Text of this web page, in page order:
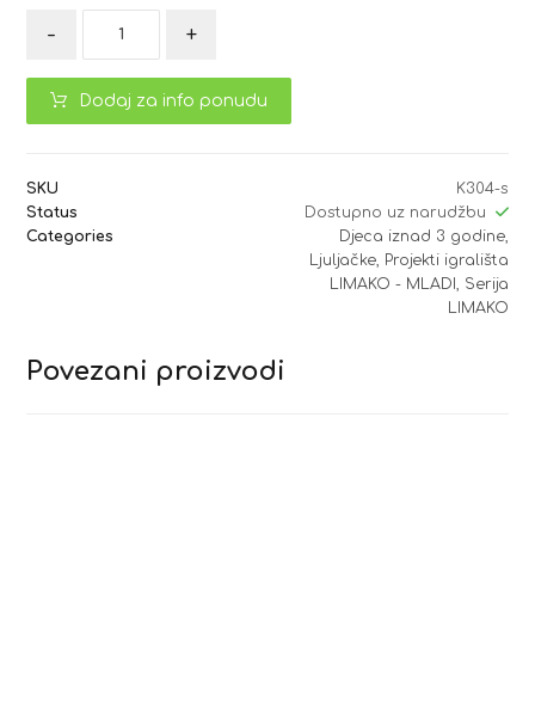
- +
Dodaj za info ponudu
SKU
K304-s
Status
Dostupno uz narudžbu
Categories
Djeca iznad 3 godine,
Ljuljačke, Projekti igrališta
LIMAKO - MLADI , Serija
LIMAKO
Povezani proizvodi